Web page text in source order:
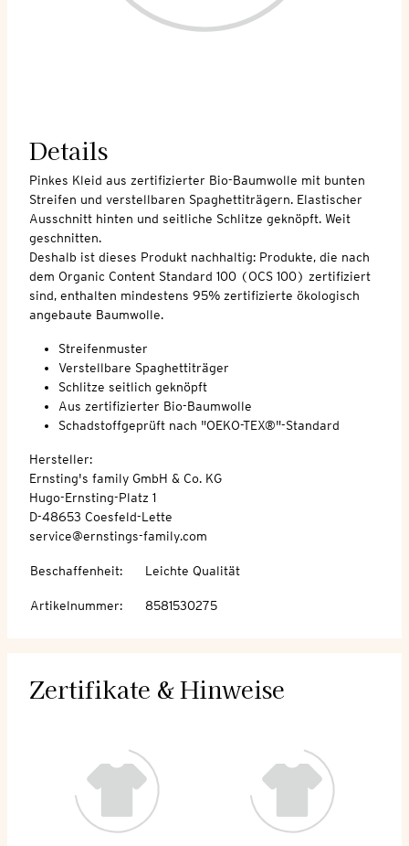
Details
Pinkes Kleid aus zertifizierter Bio-Baumwolle mit bunten
Streifen und verstellbaren Spaghettiträgern. Elastischer
Ausschnitt hinten und seitliche Schlitze geknöpft. Weit
geschnitten.
Deshalb ist dieses Produkt nachhaltig: Produkte, die nach
dem Organic Content Standard 100 (OCS 100) zertifiziert
sind, enthalten mindestens 95% zertifizierte ökologisch
angebaute Baumwolle.
Streifenmuster
Verstellbare Spaghettiträger
Schlitze seitlich geknöpft
Aus zertifizierter Bio-Baumwolle
Schadstoffgeprüft nach "OEKO-TEX®"-Standard
Hersteller:
Ernsting's family GmbH & Co. KG
Hugo-Ernsting-Platz 1
D-48653 Coesfeld-Lette
service@ernstings-family.com
Beschaffenheit: Leichte Qualität
Artikelnummer: 8581530275
Zertifikate & Hinweise